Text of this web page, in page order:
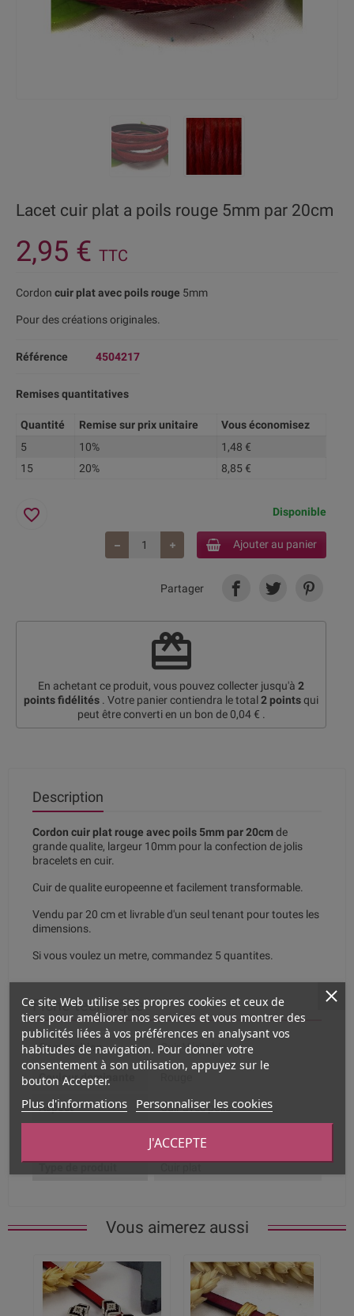
Lacet cuir plat a poils rouge 5mm par 20cm
2,95 € TTC
Cordon cuir plat avec poils rouge 5mm
Pour des créations originales.
Référence 4504217
Remises quantitatives
Quantité Remise sur prix unitaire
Vous économisez
5
10%
1,48 €
15
20% 8,85 €
Disponible
Ajouter au panier
favorite_border
Partager
redeem
En achetant ce produit, vous pouvez collecter jusqu'à 2
points fidélités . Votre panier contiendra le total 2 pointsqui
peut être converti en un bon de 0,04 € .
Description
Cordon cuir plat rouge avec poils 5mm par 20cmde
grande qualite, largeur 10mm pour la confection de jolis
bracelets en cuir.
Cuir de qualite europeenne et facilement transformable.
Vendu par 20 cm et livrable d'un seul tenant pour toutes les
dimensions.
Si vous voulez un metre, commandez 5 quantites.
Fiche technique
Composition Cuir Véritable
Couleur dominante
Aspect Cuir avec poils
5mm
Vous aimerez aussi
Ce site Web utilise ses propres cookies et ceux de
tiers pour améliorer nos services et vous montrer des
publicités liées à vos préférences en analysant vos
habitudes de navigation. Pour donner votre
consentement à son utilisation, appuyez sur le
bouton Accepter.
Plus d'informations Personnaliser les cookies
J'ACCEPTE